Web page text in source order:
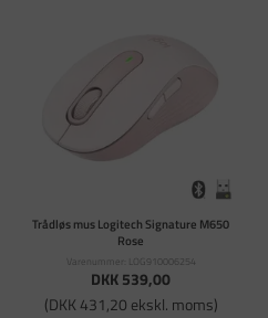
Trådløs mus Logitech Signature M650
Rose
Varenummer: LOG910006254
DKK 539,00
(DKK 431,20 ekskl. moms)